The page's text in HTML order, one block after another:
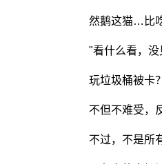
然鹅这猫…比
"看什么看，
玩垃圾桶被卡
不但不难受，
不过，不是所